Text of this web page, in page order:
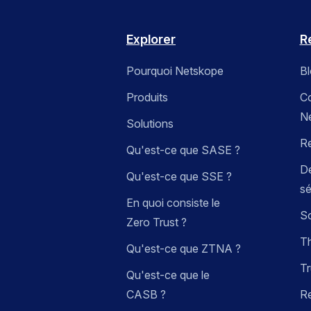
Explorer
Pourquoi Netskope
Produits
Solutions
Qu'est-ce que SASE ?
Qu'est-ce que SSE ?
En quoi consiste le
Zero Trust ?
Qu'est-ce que ZTNA ?
Qu'est-ce que le
CASB ?